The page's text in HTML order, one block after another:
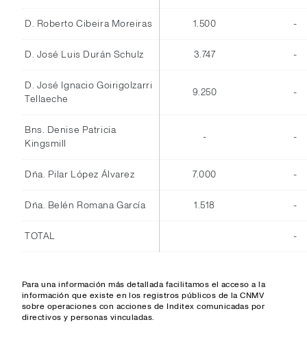
D. Roberto Cibeira Moreiras 1.500 -
D. José Luis Durán Schulz 3.747 -
D. José Ignacio Goirigolzarri
Tellaeche
9.250 -
Bns. Denise Patricia
Kingsmill
- -
Dña. Pilar López Álvarez 7.000 -
Dña. Belén Romana García 1.518 -
TOTAL -
Para una información más detallada facilitamos el acceso a la
información que existe en los registros públicos de la CNMV
sobre operaciones con acciones de Inditex comunicadas por
directivos y personas vinculadas.